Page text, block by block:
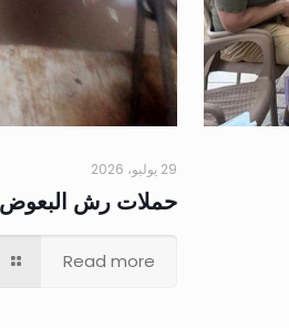
29 يوليو، 2026
حملات رش البعوض
Read more